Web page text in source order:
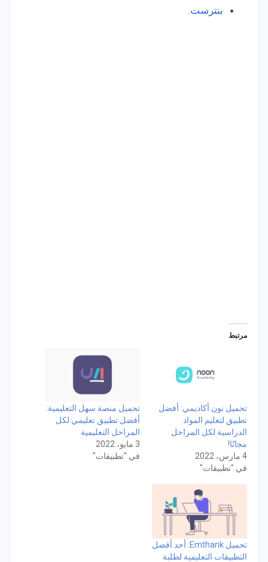
بنترست.
مرتبط
تحميل نون أكاديمي: أفضل
تطبيق لتعليم المواد
الدراسية لكل المراحل
مجانًا!
4 مارس، 2022
في "تطبيقات"
تحميل منصة سهل التعليمية:
أفضل تطبيق تعليمي لكل
المراحل التعليمية
3 مايو، 2022
في "تطبيقات"
تحميل Emthank: أحد أفضل
التطبيقات التعليمية لطلبة